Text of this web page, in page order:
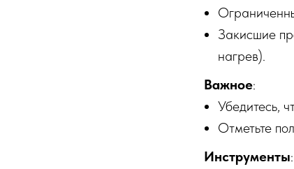
Закисшие
нагрев).
Важное:
Убедитесь,
Отметьте
Инструменты